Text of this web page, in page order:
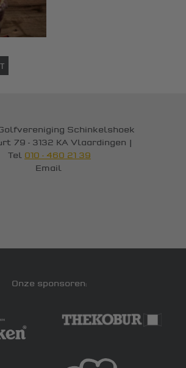
Schinkelshoek
79 - 3132 KA Vlaardingen |
Tel 010 - 460 21 39
Email
Onze sponsoren: